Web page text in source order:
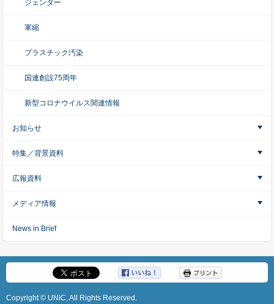
ジェンダー
軍縮
プラスチック汚染
国連創設75周年
新型コロナウイルス関連情報
お知らせ
特集／背景資料
広報資料
メディア情報
News in Brief
Copyright © UNIC, All Rights Reserved.